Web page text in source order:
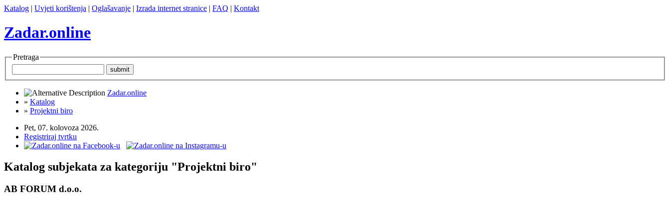
Katalog | Uvjeti korištenja | Oglašavanje | Izrada internet stranice | FAQ | Kontakt
Zadar.online
Pretraga
Zadar.online
» Katalog
» Projektni biro
Pet, 07. kolovoza 2026.
Registriraj tvrtku
Katalog subjekata za kategoriju "Projektni biro"
AB FORUM d.o.o.